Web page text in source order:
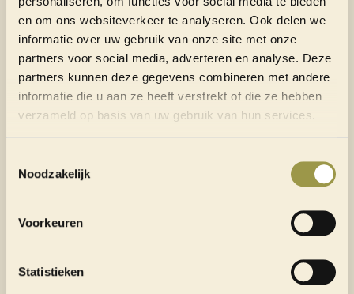
en om ons websiteverkeer te analyseren. Ook delen we
informatie over uw gebruik van onze site met onze
partners voor social media, adverteren en analyse. Deze
partners kunnen deze gegevens combineren met andere
informatie die u aan ze heeft verstrekt of die ze hebben
verzameld op basis van uw gebruik van hun services.
Noodzakelijk
Voorkeuren
Statistieken
Heb je je antwoord niet kunnen vinden tussen de
veelgestelde vragen? Dan helpen we je natuurlijk
graag verder